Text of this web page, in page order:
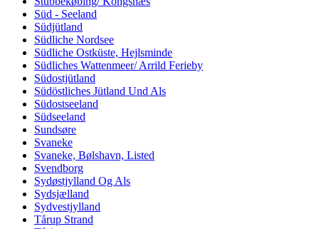
Süd - Seeland
Südjütland
Südliche Nordsee
Südliche Ostküste, Hejlsminde
Südliches Wattenmeer/ Arrild Ferieby
Südostjütland
Südöstliches Jütland Und Als
Südostseeland
Südseeland
Sundsøre
Svaneke
Svaneke, Bølshavn, Listed
Svendborg
Sydøstjylland Og Als
Sydsjælland
Sydvestjylland
Tårup Strand